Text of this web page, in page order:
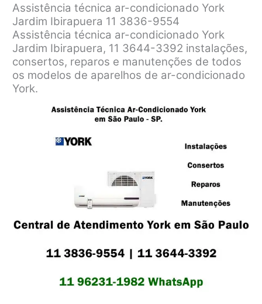
Assistência técnica ar-condicionado York
Jardim Ibirapuera 11 3836-9554
Assistência técnica ar-condicionado York
Jardim Ibirapuera, 11 3644-3392 instalações,
consertos, reparos e manutenções de todos
os modelos de aparelhos de ar-condicionado
York.